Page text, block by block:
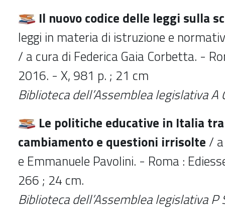
Il nuovo codice delle leggi sulla
leggi in materia di istruzione e
/ a cura di Federica Gaia Corbetta. -
2016. - X, 981 p. ; 21 cm
Biblioteca dell’Assemblea legislativaA
Le politiche educative in Italia
cambiamento e questioni irrisolte /
e Emmanuele Pavolini. - Roma :
266 ; 24 cm.
Biblioteca dell’Assemblea legislativaP